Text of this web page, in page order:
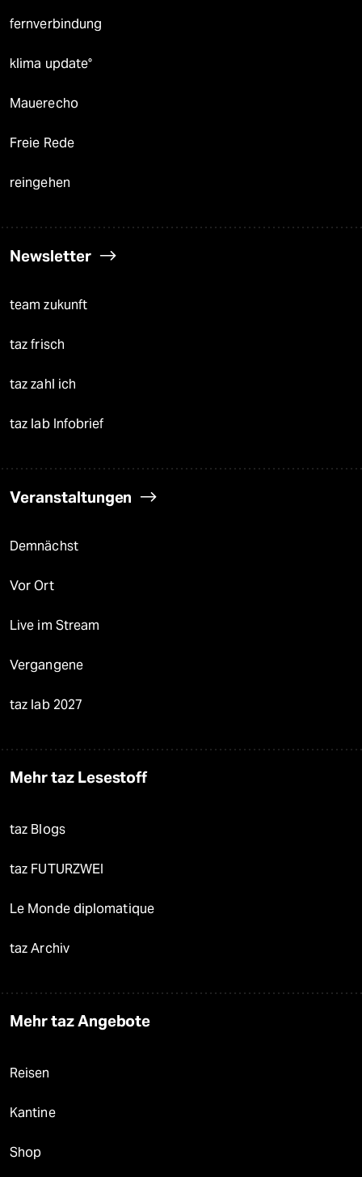
fernverbindung
klima update°
Mauerecho
Freie Rede
reingehen
Newsletter
team zukunft
taz frisch
taz zahl ich
taz lab Infobrief
Veranstaltungen
Demnächst
Vor Ort
Live im Stream
Vergangene
taz lab 2027
Mehr taz Lesestoff
taz Blogs
taz FUTURZWEI
Le Monde diplomatique
taz Archiv
Mehr taz Angebote
Reisen
Kantine
Shop